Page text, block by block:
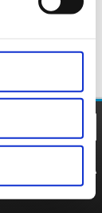
POLITYKA